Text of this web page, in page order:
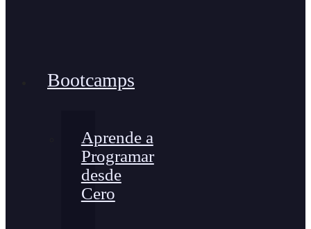
Bootcamps
Aprende a
Programar
desde
Cero